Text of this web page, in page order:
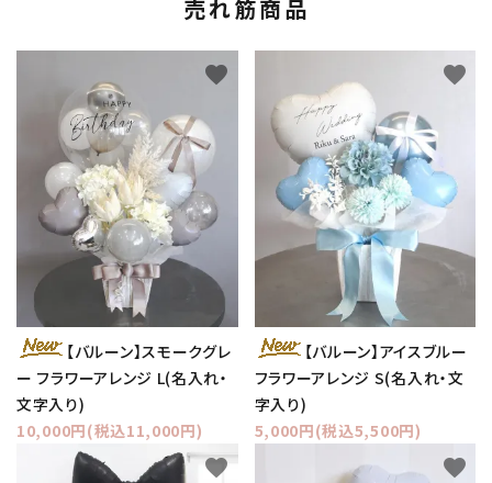
売れ筋商品
【バルーン】スモークグレ
ー フラワーアレンジ L(名入れ・
文字入り)
10,000円(税込11,000円)
favorite
【バルーン】アイスブルー
フラワーアレンジ S(名入れ・文
字入り)
5,000円(税込5,500円)
favorite
favorite favorite